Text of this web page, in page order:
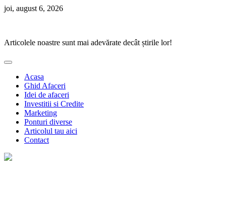
Skip
joi, august 6, 2026
Articolele noastre sunt mai adevărate decât știrile lor!
Acasa
Ghid Afaceri
Idei de afaceri
Investitii si Credite
Marketing
Ponturi diverse
Articolul tau aici
Contact